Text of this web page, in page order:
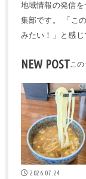
地域情報の発信
集部です。 「こ
みたい！」と感
NEW POST
2026.07.24